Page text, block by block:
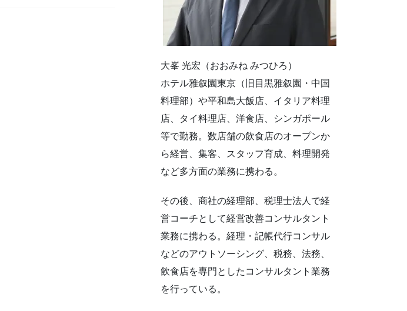
大峯 光宏（おおみね みつひろ）
ホテル雅叙園東京（旧目黒雅叙園・中国
料理部）や平和島大飯店、イタリア料理
店、タイ料理店、洋食店、シンガポール
等で勤務。数店舗の飲食店のオープンか
ら経営、集客、スタッフ育成、料理開発
など多方面の業務に携わる。
その後、商社の経理部、税理士法人で経
営コーチとして経営改善コンサルタント
業務に携わる。経理・記帳代行コンサル
などのアウトソーシング、税務、法務、
飲食店を専門としたコンサルタント業務
を行っている。